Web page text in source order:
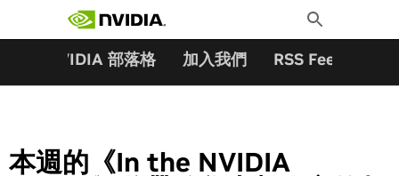
Toggle
Search
NVIDIA 部落格 加入我們 RSS Feeds
本週的《In the NVIDIA